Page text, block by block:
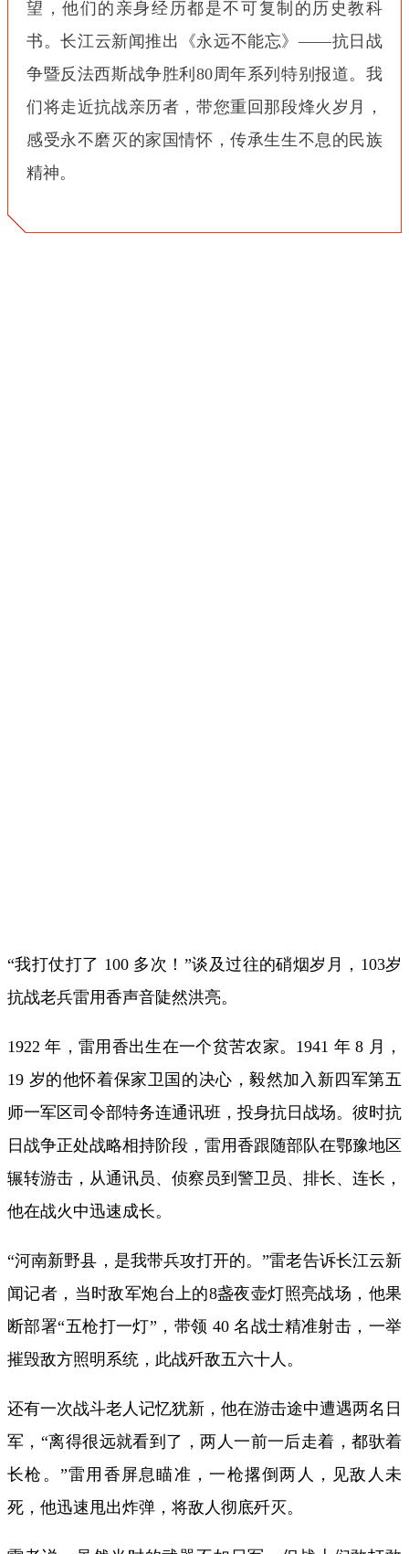
望，他们的亲身经历都是不可复制的历史教科
书。长江云新闻推出《永远不能忘》——抗日战
争暨反法西斯战争胜利80周年系列特别报道。我
们将走近抗战亲历者，带您重回那段烽火岁月，
感受永不磨灭的家国情怀，传承生生不息的民族
精神。
“我打仗打了 100 多次！”谈及过往的硝烟岁月，103岁
抗战老兵雷用香声音陡然洪亮。
1922 年，雷用香出生在一个贫苦农家。1941 年 8 月，
19 岁的他怀着保家卫国的决心，毅然加入新四军第五
师一军区司令部特务连通讯班，投身抗日战场。彼时抗
日战争正处战略相持阶段，雷用香跟随部队在鄂豫地区
辗转游击，从通讯员、侦察员到警卫员、排长、连长，
他在战火中迅速成长。
“河南新野县，是我带兵攻打开的。”雷老告诉长江云新
闻记者，当时敌军炮台上的8盏夜壶灯照亮战场，他果
断部署“五枪打一灯”，带领 40 名战士精准射击，一举
摧毁敌方照明系统，此战歼敌五六十人。
还有一次战斗老人记忆犹新，他在游击途中遭遇两名日
军，“离得很远就看到了，两人一前一后走着，都驮着
长枪。”雷用香屏息瞄准，一枪撂倒两人，见敌人未
死，他迅速甩出炸弹，将敌人彻底歼灭。